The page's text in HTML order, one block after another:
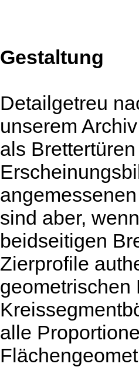
Gestaltung
Detailgetreu
unserem
als
sind aber,
beidseitigen
Zierprofile
geometrischen
alle